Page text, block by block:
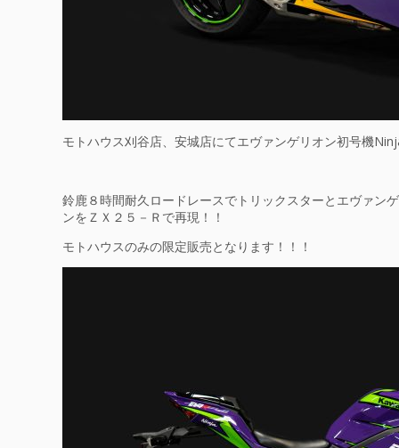
モトハウス刈谷店、安城店にてエヴァンゲリオン初号機
鈴鹿８時間耐久ロードレースでトリックスターとエヴァン
ンをＺＸ２５－Ｒで再現！！
モトハウスのみの限定販売となります！！！